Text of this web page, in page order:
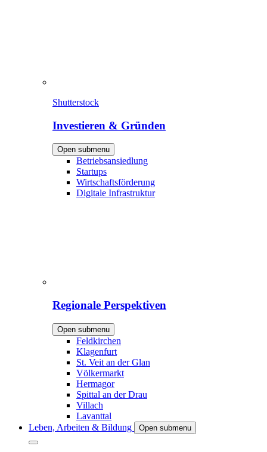
Shutterstock
Investieren & Gründen
Open submenu
Betriebsansiedlung
Startups
Wirtschaftsförderung
Digitale Infrastruktur
Regionale Perspektiven
Open submenu
Feldkirchen
Klagenfurt
St. Veit an der Glan
Völkermarkt
Hermagor
Spittal an der Drau
Villach
Lavanttal
Leben, Arbeiten & Bildung
Open submenu